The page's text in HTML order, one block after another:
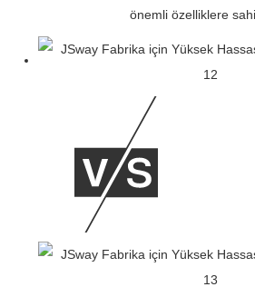
önemli özelliklere